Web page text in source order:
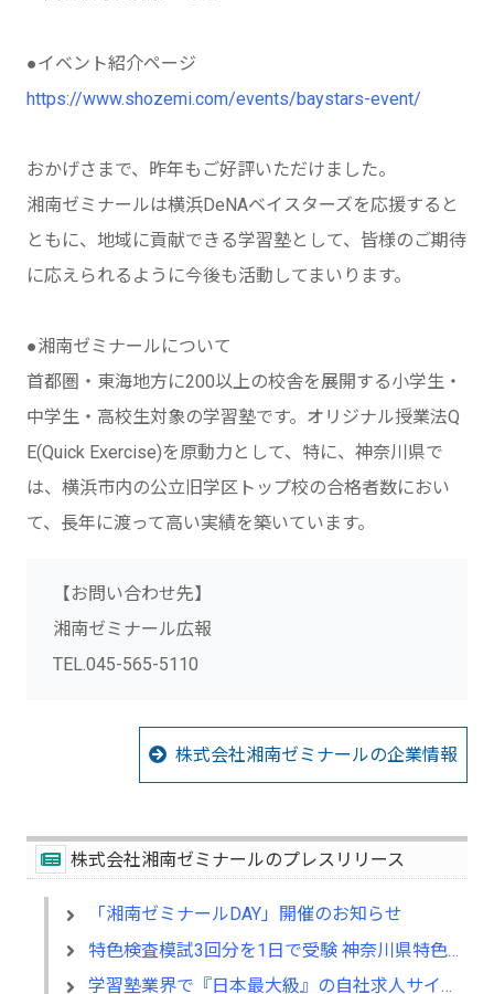
●イベント紹介ページ
https://www.shozemi.com/events/baystars-event/
おかげさまで、昨年もご好評いただけました。
湘南ゼミナールは横浜DeNAベイスターズを応援すると
ともに、地域に貢献できる学習塾として、皆様のご期待
に応えられるように今後も活動してまいります。
●湘南ゼミナールについて
首都圏・東海地方に200以上の校舎を展開する小学生・
中学生・高校生対象の学習塾です。オリジナル授業法Q
E(Quick Exercise)を原動力として、特に、神奈川県で
は、横浜市内の公立旧学区トップ校の合格者数におい
て、長年に渡って高い実績を築いています。
【お問い合わせ先】
湘南ゼミナール広報
TEL.045-565-5110
株式会社湘南ゼミナールの企業情報
株式会社湘南ゼミナールのプレスリリース
「湘南ゼミナールDAY」開催のお知らせ
特色検査模試3回分を1日で受験 神奈川県特色検査模試 夏休み特別開催
学習塾業界で『日本最大級』の自社求人サイト 湘南ゼミナール 7月23日（火）にオープン